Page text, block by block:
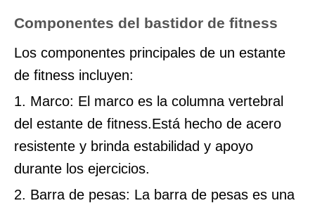
Componentes del bastidor de fitness
Los componentes principales de un estante
de fitness incluyen:
1. Marco: El marco es la columna vertebral
del estante de fitness.Está hecho de acero
resistente y brinda estabilidad y apoyo
durante los ejercicios.
2. Barra de pesas: La barra de pesas es una